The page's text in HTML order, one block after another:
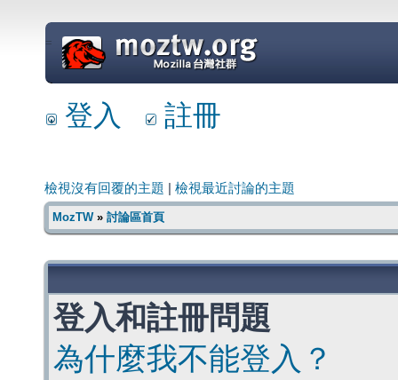
=
登入 註冊
檢視沒有回覆的主題 檢視最近討論的主題
MozTW» 討論區首頁
登入和註冊問題
為什麼我不能登入？